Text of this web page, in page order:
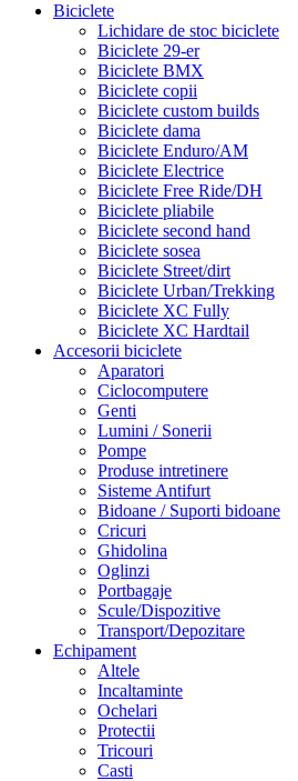
Biciclete
Lichidare de stoc biciclete
Biciclete 29-er
Biciclete BMX
Biciclete copii
Biciclete custom builds
Biciclete dama
Biciclete Enduro/AM
Biciclete Electrice
Biciclete Free Ride/DH
Biciclete pliabile
Biciclete second hand
Biciclete sosea
Biciclete Street/dirt
Biciclete Urban/Trekking
Biciclete XC Fully
Biciclete XC Hardtail
Accesorii biciclete
Aparatori
Ciclocomputere
Genti
Lumini / Sonerii
Pompe
Produse intretinere
Sisteme Antifurt
Bidoane / Suporti bidoane
Cricuri
Ghidolina
Oglinzi
Portbagaje
Scule/Dispozitive
Transport/Depozitare
Echipament
Altele
Incaltaminte
Ochelari
Protectii
Tricouri
Casti